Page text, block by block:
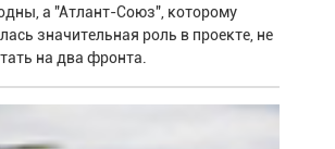
а "Атлант-Союз", которому
значительная роль в проекте, не
на два фронта.